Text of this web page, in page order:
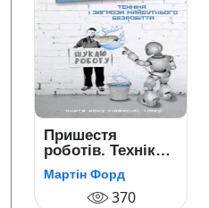
Пришестя
роботів. Техніка і
загроза
майбутнього
безробіття
Мартін Форд
370